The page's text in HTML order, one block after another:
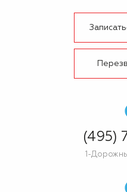
(495)
1-